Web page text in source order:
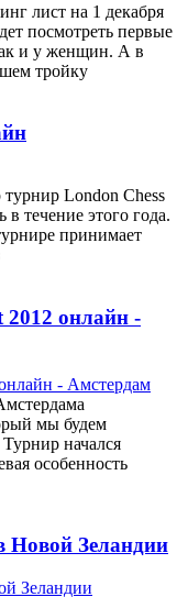
лист на 1 декабря
посмотреть первые
и у женщин. А в
тройку
турнир London Chess
течение этого года.
принимает
2012 онлайн -
мы будем
начался
особенность
Новой Зеландии